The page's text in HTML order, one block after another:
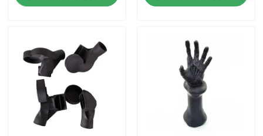
قطع غيار الآلات باستخدام الحاسب الآلي
أجزاء الطحن باستخدام الحاسب الآلي